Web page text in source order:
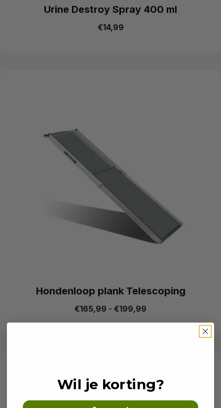
Urine Destroy Spray 400 ml
€14,99
Hondenloop plank Telescoping
€165,99 - €199,99
Wil je korting?